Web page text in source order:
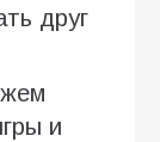
друг
и